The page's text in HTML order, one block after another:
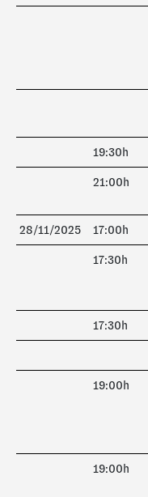
19:30h
21:00h
28/11/2025 17:00h
17:30h
17:30h
19:00h
19:00h